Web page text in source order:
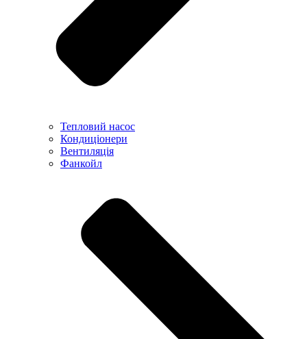
Тепловий насос
Кондиціонери
Вентиляція
Фанкойл